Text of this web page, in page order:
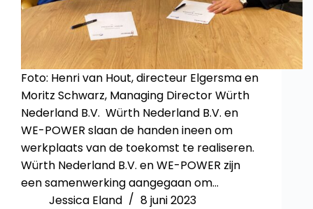
Foto: Henri van Hout, directeur Elgersma en
Moritz Schwarz, Managing Director Würth
Nederland B.V. Würth Nederland B.V. en
WE-POWER slaan de handen ineen om
werkplaats van de toekomst te realiseren.
Würth Nederland B.V. en WE-POWER zijn
een samenwerking aangegaan om…
Jessica Eland
8 juni 2023